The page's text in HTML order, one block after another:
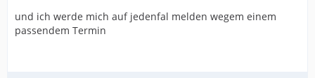
und ich werde mich auf jedenfal melden wegem einem
passendem Termin